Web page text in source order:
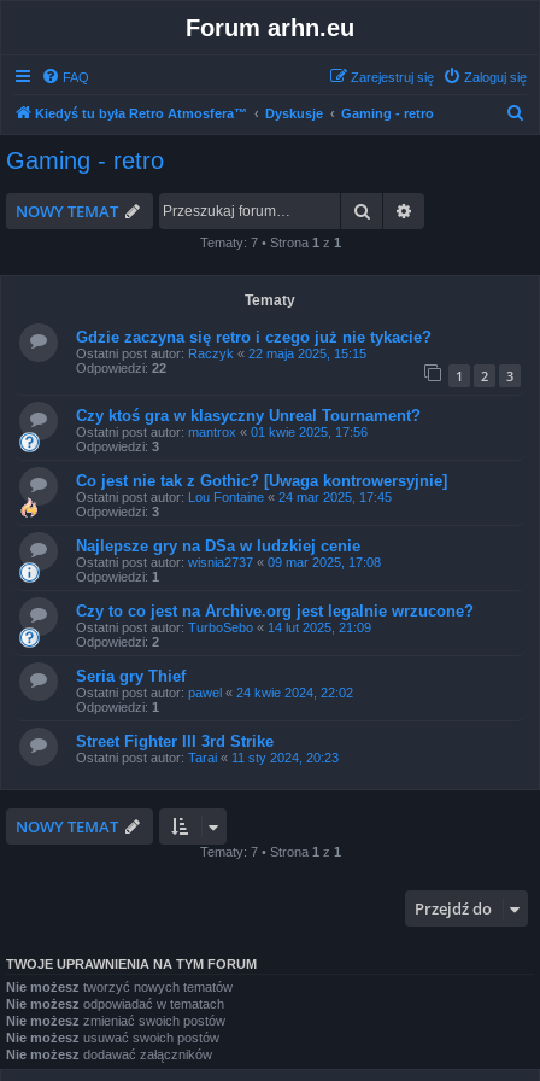
Forum arhn.eu
FAQ Zaloguj się
Zarejestruj się
Kiedyś tu była Retro Atmosfera™ Dyskusje Gaming - retro
Gaming - retro
NOWY TEMAT Szukaj
Tematy: 7 • Strona 1 z 1
Tematy
Gdzie zaczyna się retro i czego już nie tykacie?
Ostatni post autor: Raczyk « 22 maja 2025, 15:15
Odpowiedzi: 22 1 2 3
Czy ktoś gra w klasyczny Unreal Tournament?
Ostatni post autor: mantrox « 01 kwie 2025, 17:56
Odpowiedzi: 3
Co jest nie tak z Gothic? [Uwaga kontrowersyjnie]
Ostatni post autor: Lou Fontaine « 24 mar 2025, 17:45
Odpowiedzi: 3
Najlepsze gry na DSa w ludzkiej cenie
Ostatni post autor: wisnia2737 « 09 mar 2025, 17:08
Odpowiedzi: 1
Czy to co jest na Archive.org jest legalnie wrzucone?
Ostatni post autor: TurboSebo « 14 lut 2025, 21:09
Odpowiedzi: 2
Seria gry Thief
Ostatni post autor: pawel « 24 kwie 2024, 22:02
Odpowiedzi: 1
Street Fighter III 3rd Strike
Ostatni post autor: Tarai « 11 sty 2024, 20:23
NOWY TEMAT
Tematy: 7 • Strona 1 z 1
Przejdź do
TWOJE UPRAWNIENIA NA TYM FORUM
Nie możesz tworzyć nowych tematów
Nie możesz odpowiadać w tematach
Nie możesz zmieniać swoich postów
Nie możesz usuwać swoich postów
Nie możesz dodawać załączników